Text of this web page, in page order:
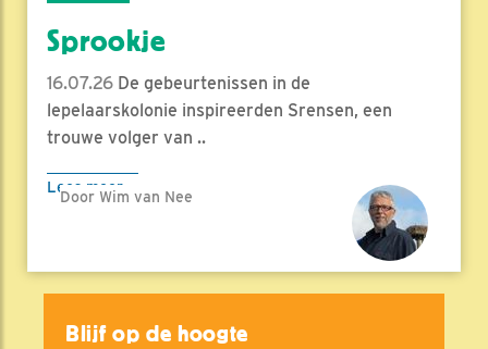
Sprookje
16.07.26 De gebeurtenissen in de
lepelaarskolonie inspireerden Srensen, een
trouwe volger van ..
Lees meer
Door Wim van Nee
Blijf op de hoogte